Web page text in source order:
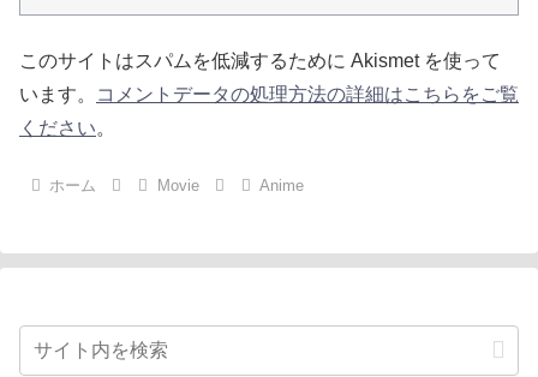
このサイトはスパムを低減するために Akismet を使って
います。
コメントデータの処理方法の詳細はこちらをご覧
ください。
ホーム Movie Anime